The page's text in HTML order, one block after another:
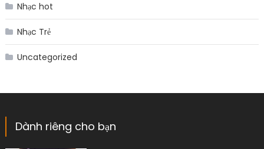
Nhạc hot
Nhạc Trẻ
Uncategorized
Dành riêng cho bạn